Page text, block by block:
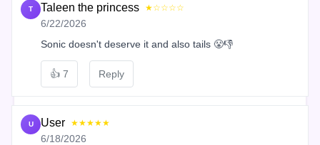
T Taleen the princess ★☆☆☆☆
6/22/2026
Sonic doesn't deserve it and also tails 😤👎
👍 7 Reply
U User ★★★★★
6/18/2026